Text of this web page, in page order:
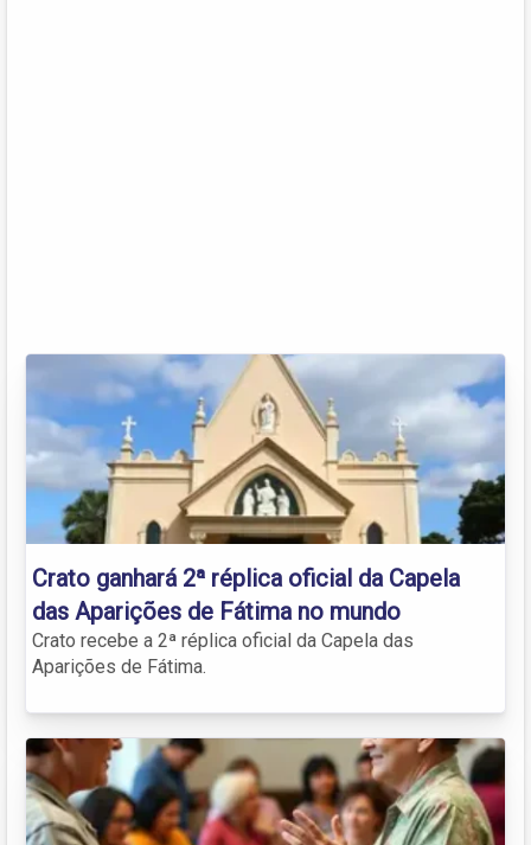
Crato ganhará 2ª réplica oficial da Capela
das Aparições de Fátima no mundo
Crato recebe a 2ª réplica oficial da Capela das
Aparições de Fátima.